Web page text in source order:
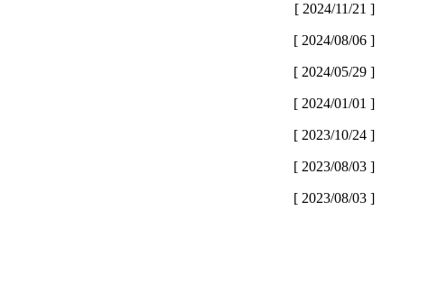
[ 2024/11/21 ]
[ 2024/08/06 ]
[ 2024/05/29 ]
[ 2024/01/01 ]
[ 2023/10/24 ]
[ 2023/08/03 ]
[ 2023/08/03 ]